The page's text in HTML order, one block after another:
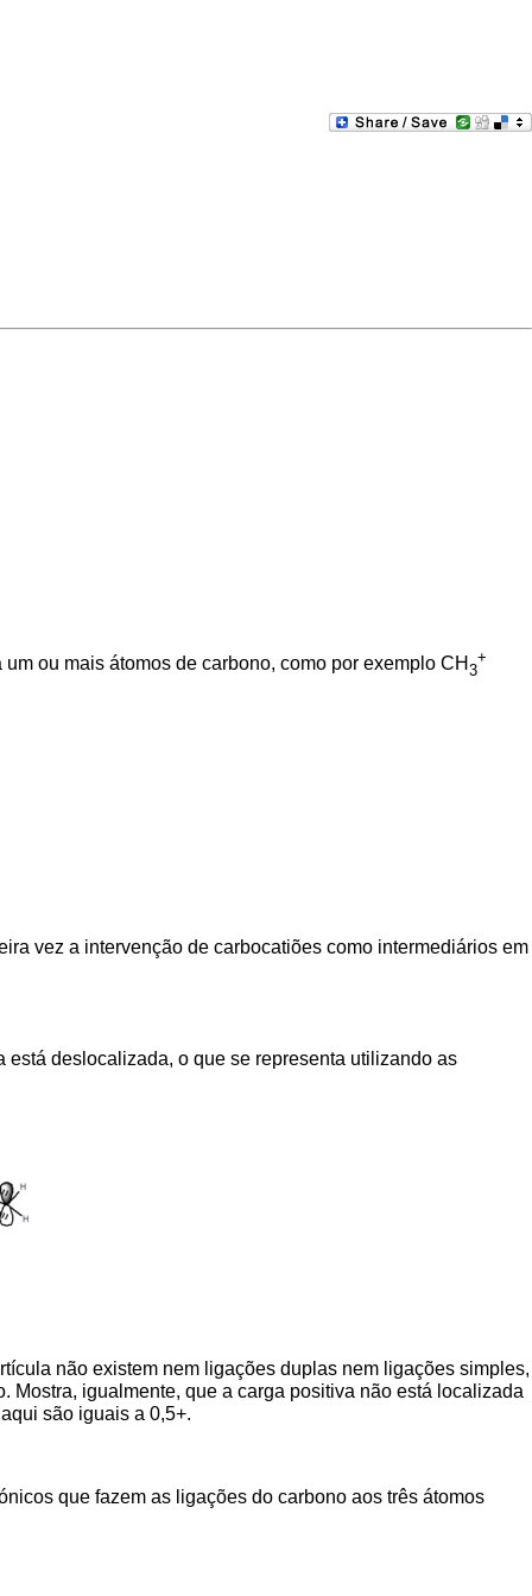
ou mais átomos de carbono, como por exemplo CH 3
+
vez a intervenção de carbocatiões como intermediários em
deslocalizada, o que se representa utilizando as
não existem nem ligações duplas nem ligações simples,
Mostra, igualmente, que a carga positiva não está localizada
são iguais a 0,5+.
que fazem as ligações do carbono aos três átomos